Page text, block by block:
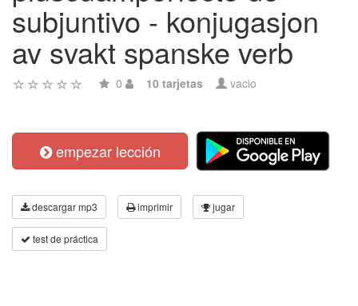
subjuntivo - konjugasjon
av svakt spanske verb
0 10 tarjetas vacio
empezar lección
descargar mp3 imprimir jugar
test de práctica